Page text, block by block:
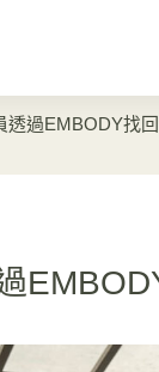
透過EMBODY找